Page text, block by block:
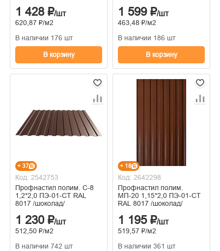
1 428 ₽/шт
620,87 ₽/м2
В наличии 176 шт
В корзину
1 599 ₽/шт
463,48 ₽/м2
В наличии 186 шт
В корзину
+ 37
Код: 2542753
Профнастил полим. С-8
1,2*2,0 ПЭ-01-СТ RAL
8017 /шоколад/
1 230 ₽/шт
512,50 ₽/м2
В наличии 742 шт
+ 18
Код: 2642298
Профнастил полим.
МП-20 1,15*2,0 ПЭ-01-СТ
RAL 8017 /шоколад/
1 195 ₽/шт
519,57 ₽/м2
В наличии 361 шт